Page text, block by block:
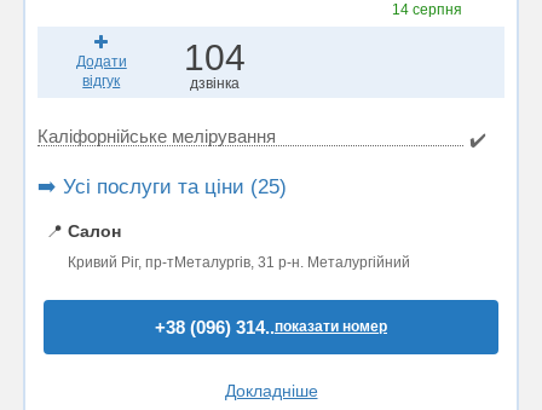
14 серпня
Додати
відгук
104
дзвінка
Каліфорнійське мелірування ✔️
➡️ Усі послуги та ціни (25)
📍 Салон
Кривий Ріг, пр-тМеталургів, 31 р-н. Металургійний
+38 (096) 314..показати номер
Докладніше